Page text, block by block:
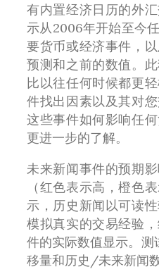
有内置经济日历的外
示从2006年开始至今
要货币或经济事件，
预测和之前的数值。
比以往任何时候都更
件找出因素以及其对
这些事件如何影响任
更进一步的了解。
未来新闻事件的预期
（红色表示高，橙色
示，历史新闻以可读
模拟真实的交易经验
件的实际数值显示。
移量和历史/未来新闻